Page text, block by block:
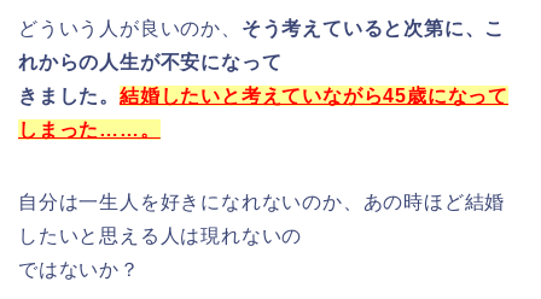
どういう人が良いのか、 そう考えていると次第に、 こ
れからの人生が不安になって
きました。 結婚したいと考えていながら45歳になって
しまった……。
自分は一生人を好きになれないのか、あの時ほど結婚
したいと思える人は現れないの
ではないか？